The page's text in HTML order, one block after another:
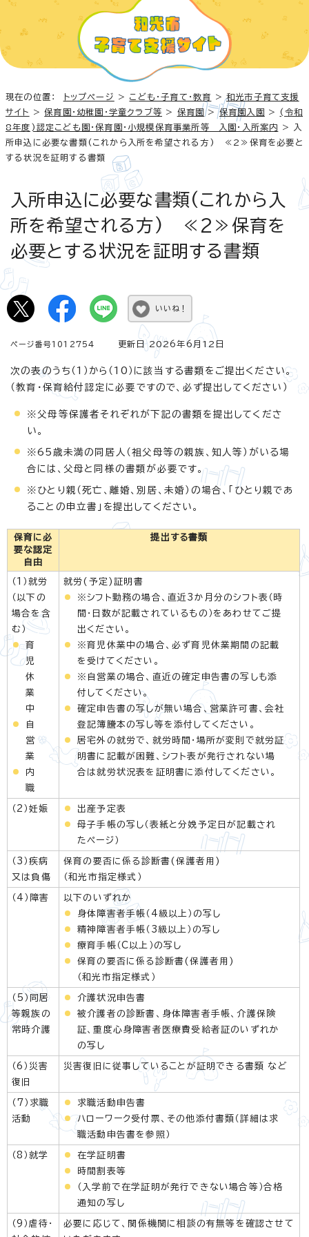
現在の位置： トップページ > こども・子育て・教育 >和光市子育て支援
サイト
>保育園・幼稚園・学童クラブ等 > 保育園 >保育園入園 > (令和
8年度)認定こども園・保育園・小規模保育事業所等 入園・入所案内
> 入
所申込に必要な書類(これから入所を希望される方) ≪2≫保育を必要と
する状況を証明する書類
入所申込に必要な書類(これから入
所を希望される方) ≪2≫保育を
必要とする状況を証明する書類
いいね！
ページ番号1012754 更新日 2026年6月12日
次の表のうち（1）から（10）に該当する書類をご提出ください。
（教育・保育給付認定に必要ですので、必ず提出してください）
※父母等保護者それぞれが下記の書類を提出してくださ
い。
※65歳未満の同居人（祖父母等の親族、知人等）がいる場
合には、父母と同様の書類が必要です。
※ひとり親（死亡、離婚、別居、未婚）の場合、「ひとり親であ
ることの申立書」を提出してください。
保育に必
要な認定
自由
提出する書類
（1）就労
（以下の
場合を含
む）
育
児
休
業
中
自
営
業
内
職
就労(予定)証明書
※シフト勤務の場合、直近3か月分のシフト表（時
間・日数が記載されているもの）をあわせてご提
出ください。
※育児休業中の場合、必ず育児休業期間の記載
を受けてください。
※自営業の場合、直近の確定申告書の写しも添
付してください。
確定申告書の写しが無い場合、営業許可書、会社
登記簿謄本の写し等を添付してください。
居宅外の就労で、就労時間・場所が変則で就労証
明書に記載が困難、シフト表が発行されない場
合は就労状況表を証明書に添付してください。
（2）妊娠
出産予定表
母子手帳の写し（表紙と分娩予定日が記載され
たページ）
（3）疾病
又は負傷
保育の要否に係る診断書(保護者用)
（和光市指定様式）
（4）障害
以下のいずれか
身体障害者手帳（4級以上）の写し
精神障害者手帳（3級以上）の写し
療育手帳（C以上）の写し
保育の要否に係る診断書(保護者用)
（和光市指定様式）
（5）同居
等親族の
常時介護
介護状況申告書
被介護者の診断書、身体障害者手帳、介護保険
証、重度心身障害者医療費受給者証のいずれか
の写し
（6）災害
復旧
災害復旧に従事していることが証明できる書類 など
（7）求職
活動
求職活動申告書
ハローワーク受付票、その他添付書類（詳細は求
職活動申告書を参照）
（8）就学
在学証明書
時間割表等
（入学前で在学証明が発行できない場合等）合格
通知の写し
（9）虐待・
必要に応じて、関係機関に相談の有無等を確認させて